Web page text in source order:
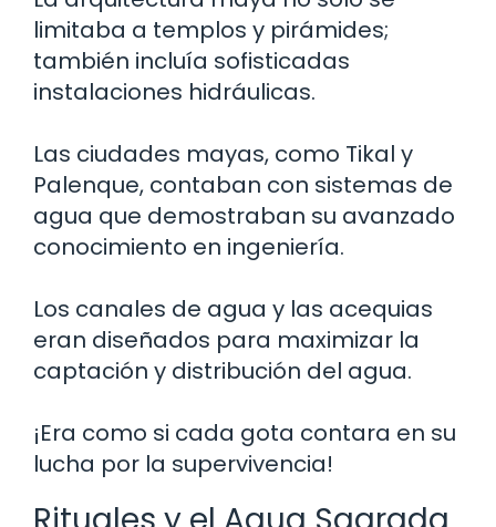
limitaba a templos y pirámides;
también incluía sofisticadas
instalaciones hidráulicas.
Las ciudades mayas, como Tikal y
Palenque, contaban con sistemas de
agua que demostraban su avanzado
conocimiento en ingeniería.
Los canales de agua y las acequias
eran diseñados para maximizar la
captación y distribución del agua.
¡Era como si cada gota contara en su
lucha por la supervivencia!